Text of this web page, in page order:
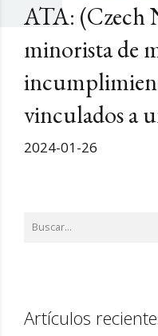
ATA: (Czech
minorista de
vinculados a
2024-01-26
Artículos